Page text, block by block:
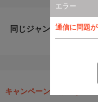
エラー
通信に問題
同じジャンルのおすす
キャンペーン・お得な情報